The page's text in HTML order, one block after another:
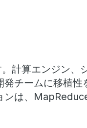
計算エンジン、
チームに移植
は、